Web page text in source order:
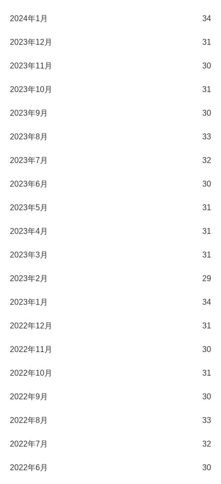
2024年1月 34
2023年12月 31
2023年11月 30
2023年10月 31
2023年9月 30
2023年8月 33
2023年7月 32
2023年6月 30
2023年5月 31
2023年4月 31
2023年3月 31
2023年2月 29
2023年1月 34
2022年12月 31
2022年11月 30
2022年10月 31
2022年9月 30
2022年8月 33
2022年7月 32
2022年6月 30